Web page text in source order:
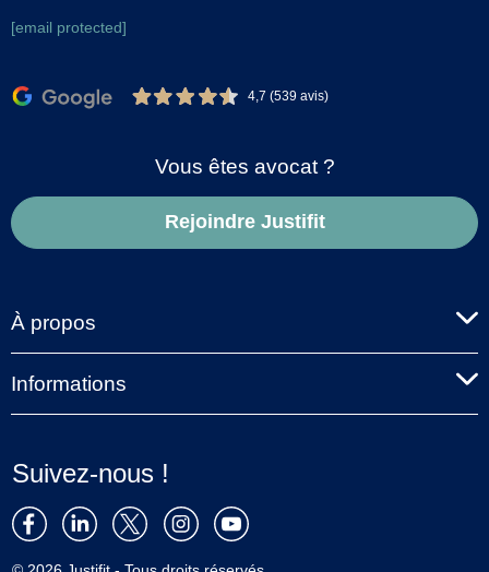
[email protected]
4,7 (539 avis)
Vous êtes avocat ?
Rejoindre Justifit
À propos
Informations
Suivez-nous !